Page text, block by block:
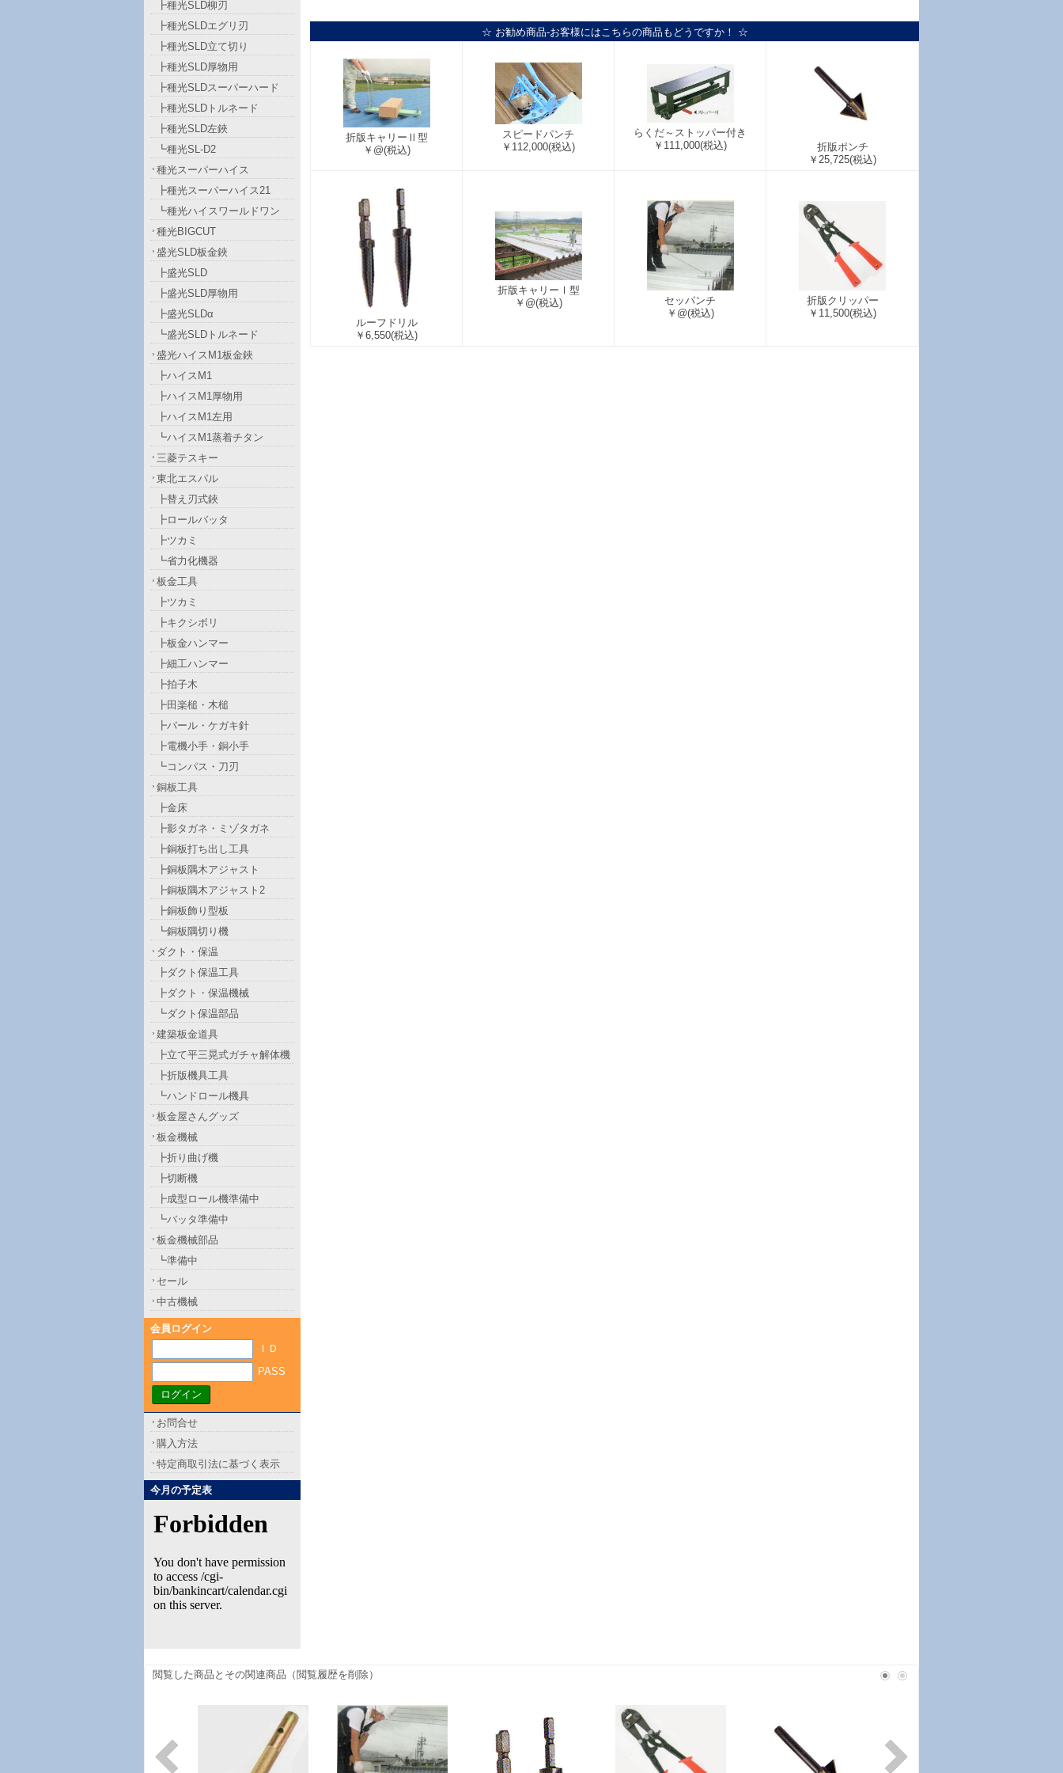
☆ お勧め商品-お客様にはこちらの商品もどうですか！ ☆
折版キャリーⅡ型
￥@(税込)
スピードパンチ
￥112,000(税込)
らくだ～ストッパー付き
￥111,000(税込)
折版ポンチ
￥25,725(税込)
ルーフドリル
￥6,550(税込)
折版キャリーⅠ型
￥@(税込)
セッパンチ
￥@(税込)
折版クリッパー
￥11,500(税込)
┣種光SLD柳刃
┣種光SLDエグリ刃
┣種光SLD立て切り
┣種光SLD厚物用
┣種光SLDスーパーハード
┣種光SLDトルネード
┣種光SLD左鋏
┗種光SL-D2
種光スーパーハイス
┣種光スーパーハイス21
┗種光ハイスワールドワン
種光BIGCUT
盛光SLD板金鋏
┣盛光SLD
┣盛光SLD厚物用
┣盛光SLDα
┗盛光SLDトルネード
盛光ハイスM1板金鋏
┣ハイスM1
┣ハイスM1厚物用
┣ハイスM1左用
┗ハイスM1蒸着チタン
三菱テスキー
東北エスパル
┣替え刃式鋏
┣ロールバッタ
┣ツカミ
┗省力化機器
板金工具
┣ツカミ
┣キクシボリ
┣板金ハンマー
┣細工ハンマー
┣拍子木
┣田楽槌・木槌
┣バール・ケガキ針
┣電機小手・銅小手
┗コンパス・刀刃
銅板工具
┣金床
┣影タガネ・ミゾタガネ
┣銅板打ち出し工具
┣銅板隅木アジャスト
┣銅板隅木アジャスト2
┣銅板飾り型板
┗銅板隅切り機
ダクト・保温
┣ダクト保温工具
┣ダクト・保温機械
┗ダクト保温部品
建築板金道具
┣立て平三晃式ガチャ解体機
┣折版機具工具
┗ハンドロール機具
板金屋さんグッズ
板金機械
┣折り曲げ機
┣切断機
┣成型ロール機準備中
┗バッタ準備中
板金機械部品
┗準備中
セール
中古機械
会員ログイン
ＩＤ
PASS
お問合せ
購入方法
特定商取引法に基づく表示
今月の予定表